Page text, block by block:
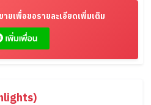
ยเพื่อขอรายละเอียดเพิ่มเติม